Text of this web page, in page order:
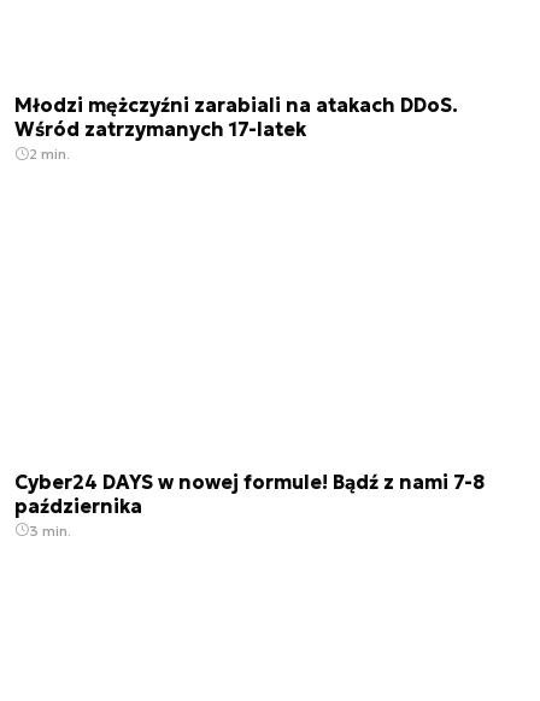
Młodzi mężczyźni zarabiali na atakach DDoS.
Wśród zatrzymanych 17-latek
2 min.
Cyber24 DAYS w nowej formule! Bądź z nami 7-8
października
3 min.